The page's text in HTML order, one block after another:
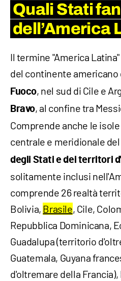
Quali Stati
dell’America
Il termine "America
del continente americano
Fuoco, nel sud di Cile e
Bravo, al confine tra
Comprende anche le
centrale e meridionale
degli Stati e dei territori
solitamente inclusi
comprende 26 realtà
Bolivia, Brasile, Cile,
Repubblica Dominicana,
Guadalupa (territorio
Guatemala, Guyana
d'oltremare della